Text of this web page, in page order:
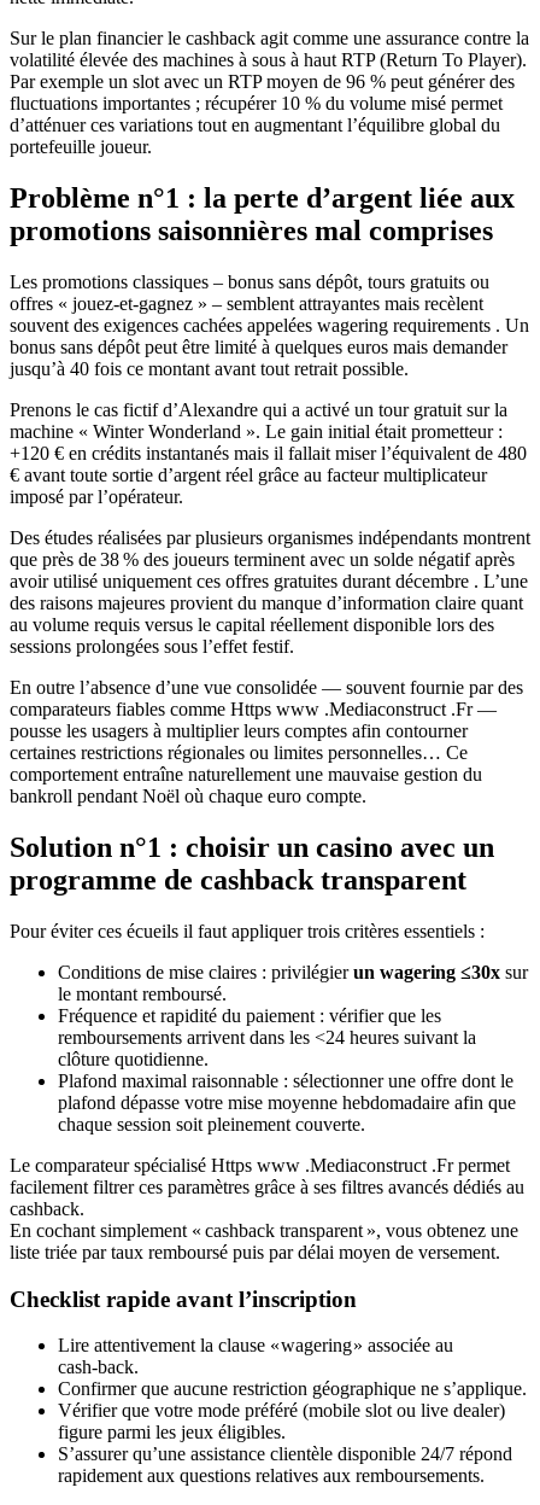
Sur le plan financier le cashback agit comme une assurance contre la
volatilité élevée des machines à sous à haut RTP (Return To Player).
Par exemple un slot avec un RTP moyen de 96 % peut générer des
fluctuations importantes ; récupérer 10 % du volume misé permet
d’atténuer ces variations tout en augmentant l’équilibre global du
portefeuille joueur.
Problème n°1 : la perte d’argent liée aux
promotions saisonnières mal comprises
Les promotions classiques – bonus sans dépôt, tours gratuits ou
offres « jouez‑et‑gagnez » – semblent attrayantes mais recèlent
souvent des exigences cachées appelées wagering requirements . Un
bonus sans dépôt peut être limité à quelques euros mais demander
jusqu’à 40 fois ce montant avant tout retrait possible.
Prenons le cas fictif d’Alexandre qui a activé un tour gratuit sur la
machine « Winter Wonderland ». Le gain initial était prometteur :
+120 € en crédits instantanés mais il fallait miser l’équivalent de 480
€ avant toute sortie d’argent réel grâce au facteur multiplicateur
imposé par l’opérateur.
Des études réalisées par plusieurs organismes indépendants montrent
que près de 38 % des joueurs terminent avec un solde négatif après
avoir utilisé uniquement ces offres gratuites durant décembre . L’une
des raisons majeures provient du manque d’information claire quant
au volume requis versus le capital réellement disponible lors des
sessions prolongées sous l’effet festif.
En outre l’absence d’une vue consolidée — souvent fournie par des
comparateurs fiables comme Https www .Mediaconstruct .Fr —
pousse les usagers à multiplier leurs comptes afin contourner
certaines restrictions régionales ou limites personnelles… Ce
comportement entraîne naturellement une mauvaise gestion du
bankroll pendant Noël où chaque euro compte.
Solution n°1 : choisir un casino avec un
programme de cashback transparent
Pour éviter ces écueils il faut appliquer trois critères essentiels :
Conditions de mise claires : privilégierun wagering ≤30x sur
le montant remboursé.
Fréquence et rapidité du paiement : vérifier que les
remboursements arrivent dans les <24 heures suivant la
clôture quotidienne.
Plafond maximal raisonnable : sélectionner une offre dont le
plafond dépasse votre mise moyenne hebdomadaire afin que
chaque session soit pleinement couverte.
Le comparateur spécialisé Https www .Mediaconstruct .Fr permet
facilement filtrer ces paramètres grâce à ses filtres avancés dédiés au
cashback.
En cochant simplement « cashback transparent », vous obtenez une
liste triée par taux remboursé puis par délai moyen de versement.
Checklist rapide avant l’inscription
Lire attentivement la clause « wagering » associée au
cash‑back.
Confirmer que aucune restriction géographique ne s’applique.
Vérifier que votre mode préféré (mobile slot ou live dealer)
figure parmi les jeux éligibles.
S’assurer qu’une assistance clientèle disponible 24/7 répond
rapidement aux questions relatives aux remboursements.